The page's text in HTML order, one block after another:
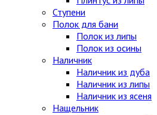
Ступени
Полок для бани
Полок из липы
Полок из осины
Наличник
Наличник из дуба
Наличник из липы
Наличник из ясеня
Нащельник